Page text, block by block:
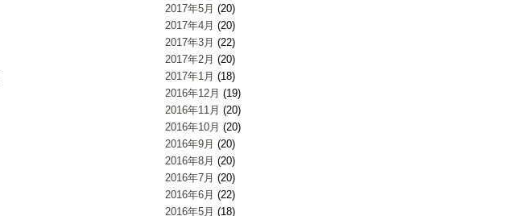
2017年5月 (20)
2017年4月 (20)
2017年3月 (22)
2017年2月 (20)
2017年1月 (18)
2016年12月 (19)
2016年11月 (20)
2016年10月 (20)
2016年9月 (20)
2016年8月 (20)
2016年7月 (20)
2016年6月 (22)
2016年5月 (18)